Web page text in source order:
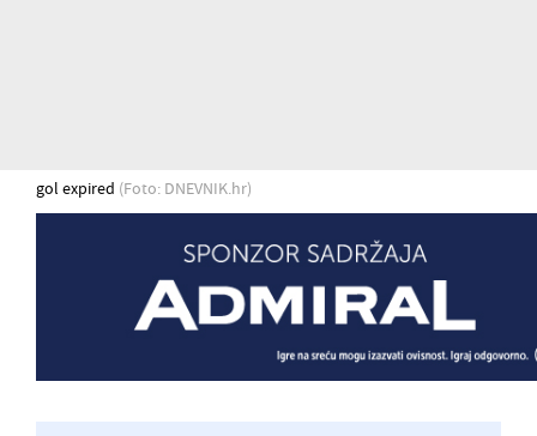
gol expired (Foto: DNEVNIK.hr)